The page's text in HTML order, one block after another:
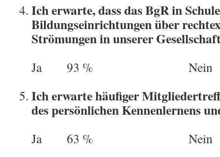
Ich erwarte, dass das BgR in
Bildungseinrichtungen über
Strömungen in unserer
Ja 93 % Nein 7
Ich erwarte häufiger
des persönlichen Kennenlernens
Ja 63 % Nein